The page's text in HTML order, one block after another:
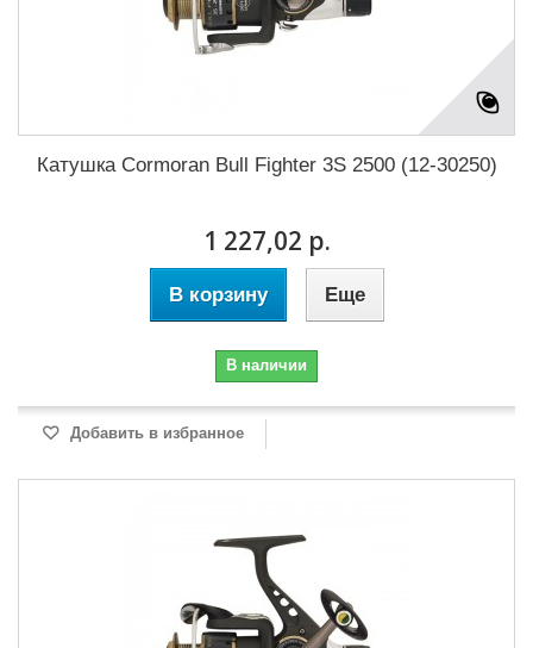
Катушка Cormoran Bull Fighter 3S 2500 (12-30250)
1 227,02 р.
В корзину Еще
В наличии
Добавить в избранное